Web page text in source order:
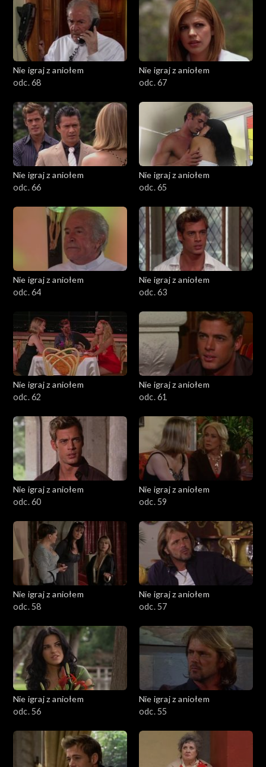
Nie igraj z aniołem
odc. 68
Nie igraj z aniołem
odc. 67
Nie igraj z aniołem
odc. 66
Nie igraj z aniołem
odc. 65
Nie igraj z aniołem
odc. 64
Nie igraj z aniołem
odc. 63
Nie igraj z aniołem
odc. 62
Nie igraj z aniołem
odc. 61
Nie igraj z aniołem
odc. 60
Nie igraj z aniołem
odc. 59
Nie igraj z aniołem
odc. 58
Nie igraj z aniołem
odc. 57
Nie igraj z aniołem
odc. 56
Nie igraj z aniołem
odc. 55